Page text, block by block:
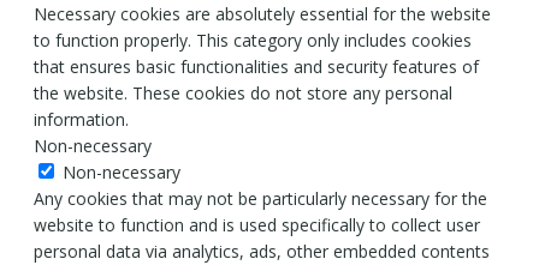
Necessary cookies are absolutely essential for the website
to function properly. This category only includes cookies
that ensures basic functionalities and security features of
the website. These cookies do not store any personal
information.
Non-necessary
Non-necessary
Any cookies that may not be particularly necessary for the
website to function and is used specifically to collect user
personal data via analytics, ads, other embedded contents